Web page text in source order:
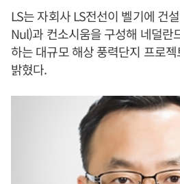
LS는 자회사 LS전선이 벨기에 건
Nul)과 컨소시움을 구성해 네덜란
하는 대규모 해상 풍력단지 프로
밝혔다.